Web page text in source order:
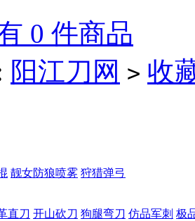
0 件商品
阳江刀网 > 收
靓女防狼喷雾 狩猎弹弓
直刀 开山砍刀 狗腿弯刀 仿品军刺 极